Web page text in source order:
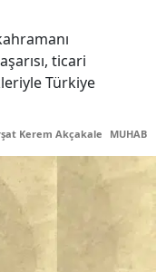
ticari
Türkiye
Kerem Akçakale